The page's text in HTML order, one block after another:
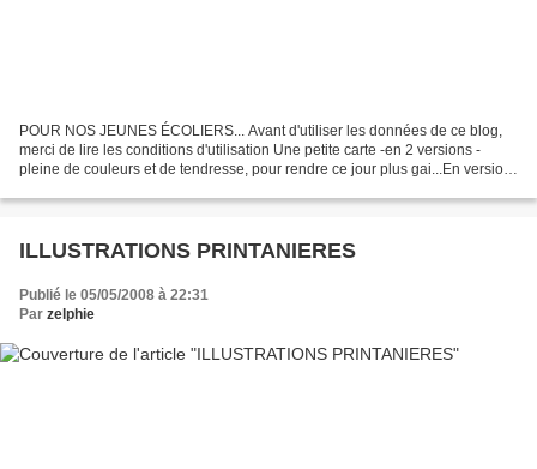
POUR NOS JEUNES ÉCOLIERS... Avant d'utiliser les données de ce blog,
merci de lire les conditions d'utilisation Une petite carte -en 2 versions -
pleine de couleurs et de tendresse, pour rendre ce jour plus gai...En version
ILLUSTRATIONS PRINTANIERES
Publié le 05/05/2008 à 22:31
Par zelphie